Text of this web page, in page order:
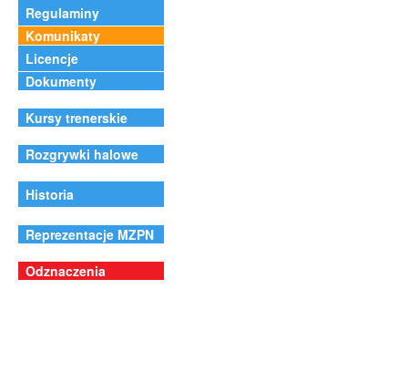
Regulaminy
Komunikaty
Licencje
Dokumenty
Kursy trenerskie
Rozgrywki halowe
Historia
Reprezentacje MZPN
Odznaczenia